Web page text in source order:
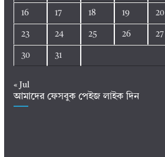
16 17 18 19 20
23 24 25 26 27
30 31
« Jul
আমাদের ফেসবুক পেইজ লাইক দিন